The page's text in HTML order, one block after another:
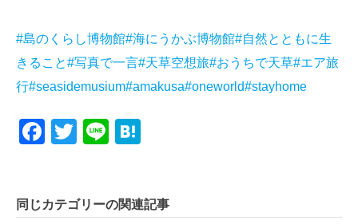
#島のくらし博物館#海にうかぶ博物館#自然とともに生
きること#写真で一言#天草空想旅#おうちで天草#エア旅
行#seasidemusium#amakusa#oneworld#stayhome
Facebook
Twitter
Line
同じカテゴリーの関連記事